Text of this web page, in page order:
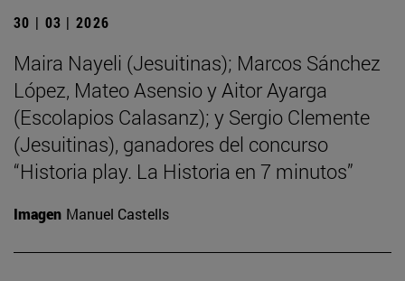
30 | 03 | 2026
Maira Nayeli (Jesuitinas); Marcos Sánchez
López, Mateo Asensio y Aitor Ayarga
(Escolapios Calasanz); y Sergio Clemente
(Jesuitinas), ganadores del concurso
“Historia play. La Historia en 7 minutos”
Imagen Manuel Castells